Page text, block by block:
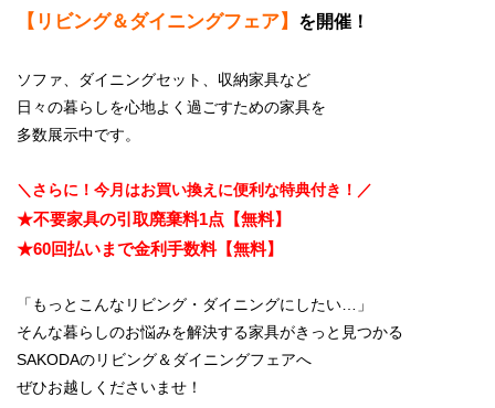
【リビング＆ダイニングフェア】 を開催！
ソファ、ダイニングセット、収納家具など
日々の暮らしを心地よく過ごすための家具を
多数展示中です。
＼さらに！今月はお買い換えに便利な特典付き！／
★不要家具の引取廃棄料1点【無料】
★60回払いまで金利手数料【無料】
「もっとこんなリビング・ダイニングにしたい…」
そんな暮らしのお悩みを解決する家具がきっと見つかる
SAKODAのリビング＆ダイニングフェアへ
ぜひお越しくださいませ！